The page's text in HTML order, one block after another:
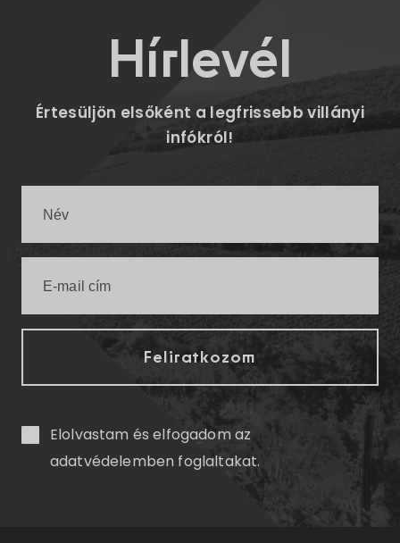
Hírlevél
Értesüljön elsőként a legfrissebb villányi
infókról!
Elolvastam és elfogadom az
adatvédelemben foglaltakat.